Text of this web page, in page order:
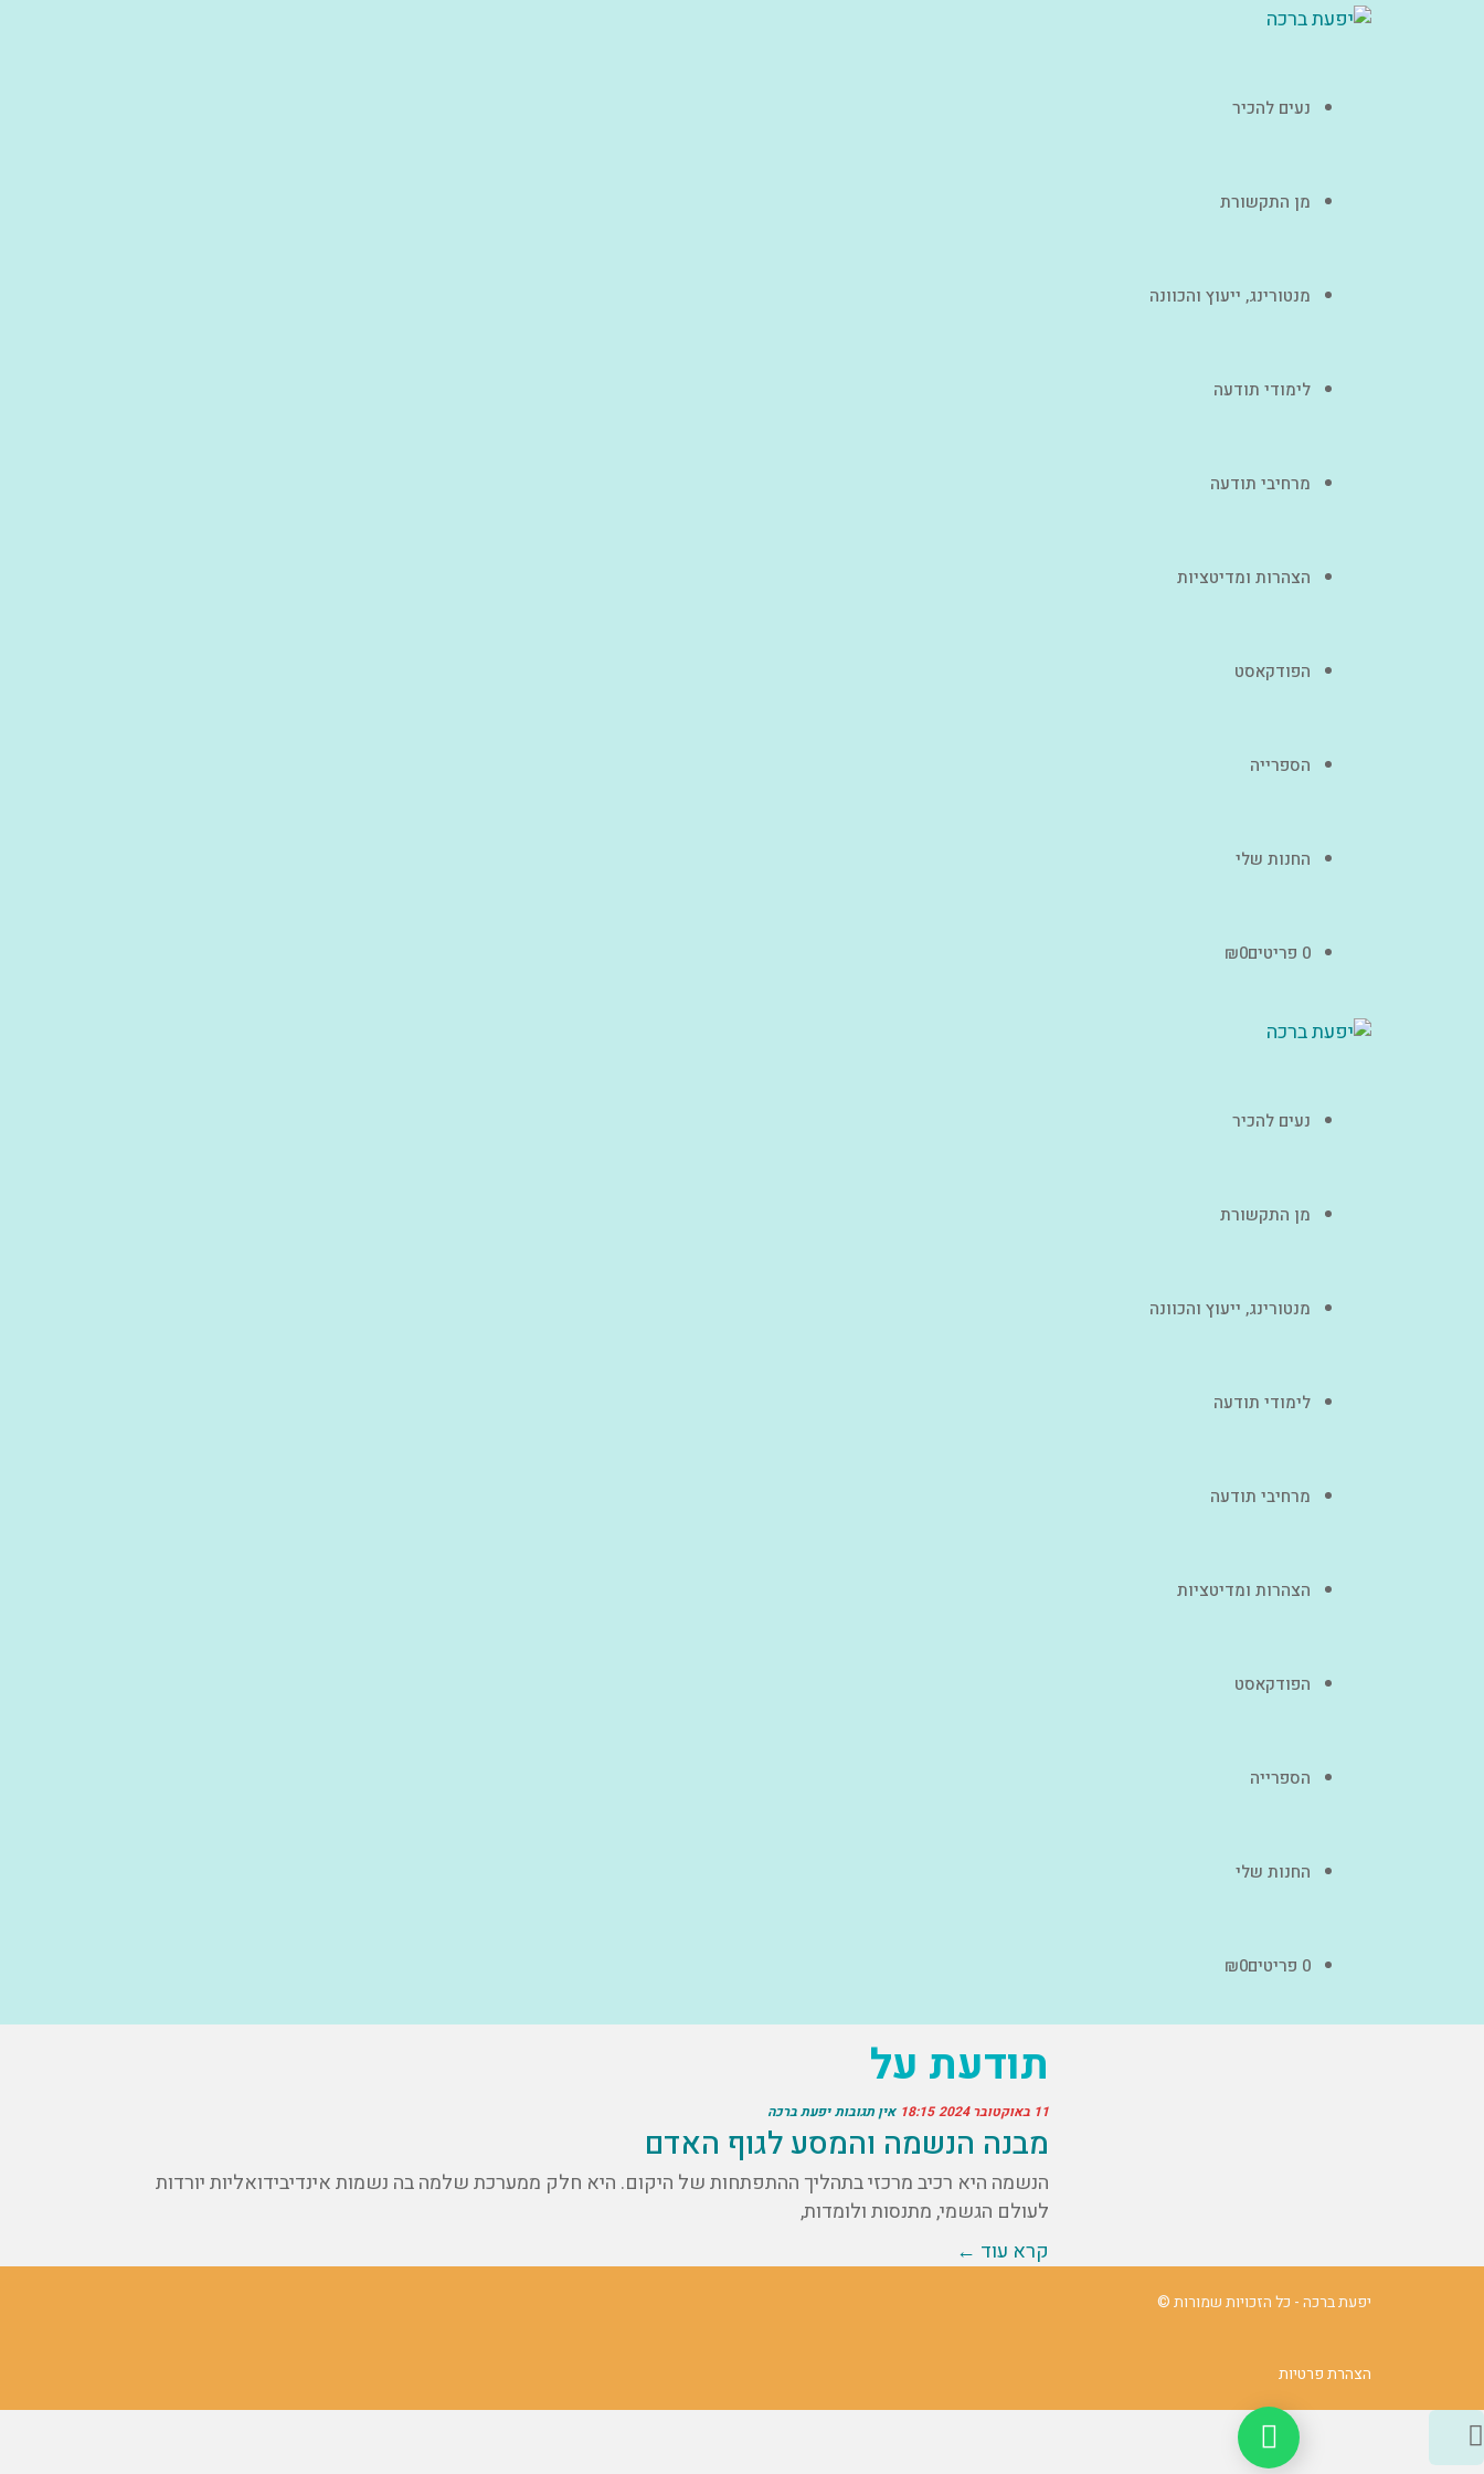
נעים להכיר
מן התקשורת
מנטורינג, ייעוץ והכוונה
לימודי תודעה
מרחיבי תודעה
הצהרות ומדיטציות
הפודקאסט
הספרייה
החנות שלי
0 פריטים ₪0
נעים להכיר
מן התקשורת
מנטורינג, ייעוץ והכוונה
לימודי תודעה
מרחיבי תודעה
הצהרות ומדיטציות
הפודקאסט
הספרייה
החנות שלי
0 פריטים ₪0
תודעת על
11 באוקטובר 2024 18:15 אין תגובות יפעת ברכה
מבנה הנשמה והמסע לגוף האדם
הנשמה היא רכיב מרכזי בתהליך ההתפתחות של היקום. היא חלק ממערכת שלמה בה נשמות אינדיבידואליות יורדות
לעולם הגשמי, מתנסות ולומדות,
קרא עוד ←
יפעת ברכה - כל הזכויות שמורות ©
הצהרת פרטיות
נהיה בקשר ב Whatsapp